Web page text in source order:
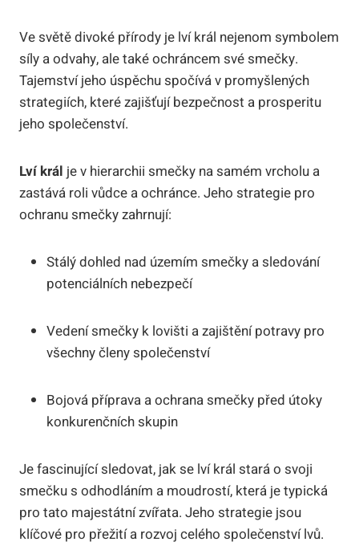
Ve světě divoké přírody je lví král nejenom symbolem
síly a odvahy, ale také ochráncem své smečky.
Tajemství jeho úspěchu spočívá v promyšlených
strategiích, které zajišťují bezpečnost a prosperitu
jeho společenství.
Lví král je v hierarchii smečky na samém vrcholu a
zastává roli vůdce a ochránce. Jeho strategie pro
ochranu smečky zahrnují:
Stálý dohled nad územím smečky a sledování
potenciálních nebezpečí
Vedení smečky k lovišti a zajištění potravy pro
všechny členy společenství
Bojová příprava a ochrana smečky před útoky
konkurenčních skupin
Je fascinující sledovat, jak se lví král stará o svoji
smečku s odhodláním a moudrostí, která je typická
pro tato majestátní zvířata. Jeho strategie jsou
klíčové pro přežití a rozvoj celého společenství lvů.